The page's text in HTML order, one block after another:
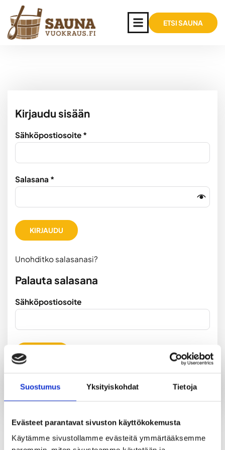
Suostumus Yksityiskohdat Tietoja
Evästeet parantavat sivuston käyttökokemusta
Käytämme sivustollamme evästeitä ymmärtääksemme
ETSI SAUNA
Kirjaudu sisään
Sähköpostiosoite *
Salasana *
KIRJAUDU
Unohditko salasanasi?
Palauta salasana
Sähköpostiosoite
Takaisin kirjautumiseen